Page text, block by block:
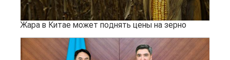
Жара в Китае может поднять цены на зерно